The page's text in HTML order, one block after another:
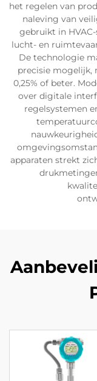
het regelen van
naleving van
gebruikt in
lucht- en
De technologie
precisie mogelijk,
0,25% of beter.
over digitale
regelsystemen
apparaten strekt